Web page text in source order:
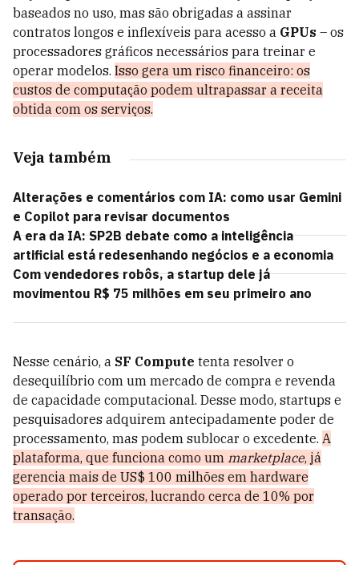
baseados no uso, mas são obrigadas a assinar
contratos longos e inflexíveis para acesso a GPUs – os
processadores gráficos necessários para treinar e
operar modelos. Isso gera um risco financeiro: os
custos de computação podem ultrapassar a receita
obtida com os serviços.
Veja também
Alterações e comentários com IA: como usar Gemini
e Copilot para revisar documentos
A era da IA: SP2B debate como a inteligência
artificial está redesenhando negócios e a economia
Com vendedores robôs, a startup dele já
movimentou R$ 75 milhões em seu primeiro ano
Nesse cenário, a SF Compute tenta resolver o
desequilíbrio com um mercado de compra e revenda
de capacidade computacional. Desse modo, startups e
pesquisadores adquirem antecipadamente poder de
processamento, mas podem sublocar o excedente. A
plataforma, que funciona como um marketplace, já
gerencia mais de US$ 100 milhões em hardware
operado por terceiros, lucrando cerca de 10% por
transação.